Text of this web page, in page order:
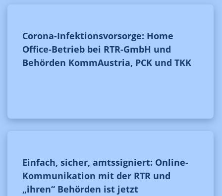
Corona-Infektionsvorsorge: Home
Office-Betrieb bei RTR-GmbH und
Behörden KommAustria, PCK und TKK
Einfach, sicher, amtssigniert: Online-
Kommunikation mit der RTR und
„ihren“ Behörden ist jetzt